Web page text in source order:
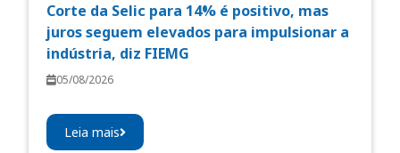
Corte da Selic para 14% é positivo, mas
juros seguem elevados para impulsionar a
indústria, diz FIEMG
05/08/2026
Leia mais